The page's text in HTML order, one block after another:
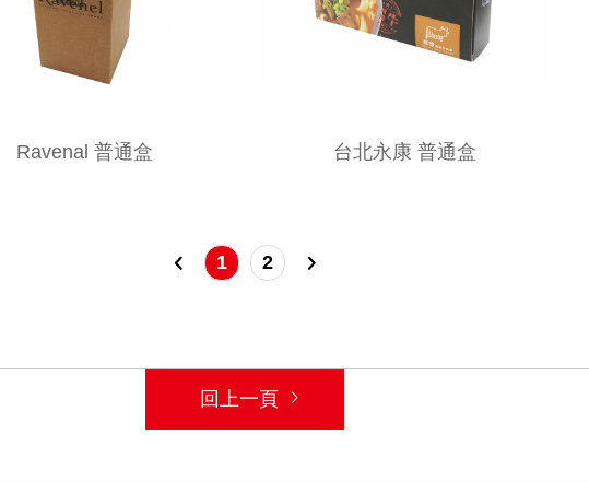
Ravenal 普通盒 台北永康 普通盒
1 2
回上一頁